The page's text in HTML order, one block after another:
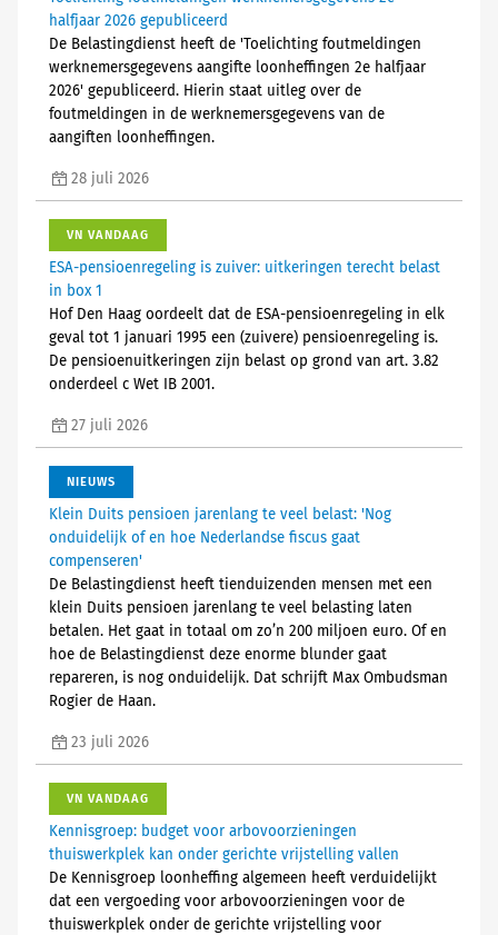
halfjaar 2026 gepubliceerd
De Belastingdienst heeft de 'Toelichting foutmeldingen
werknemersgegevens aangifte loonheffingen 2e halfjaar
2026' gepubliceerd. Hierin staat uitleg over de
foutmeldingen in de werknemersgegevens van de
aangiften loonheffingen.
28 juli 2026
VN VANDAAG
ESA-pensioenregeling is zuiver: uitkeringen terecht belast
in box 1
Hof Den Haag oordeelt dat de ESA-pensioenregeling in elk
geval tot 1 januari 1995 een (zuivere) pensioenregeling is.
De pensioenuitkeringen zijn belast op grond van art. 3.82
onderdeel c Wet IB 2001.
27 juli 2026
NIEUWS
Klein Duits pensioen jarenlang te veel belast: 'Nog
onduidelijk of en hoe Nederlandse fiscus gaat
compenseren'
De Belastingdienst heeft tienduizenden mensen met een
klein Duits pensioen jarenlang te veel belasting laten
betalen. Het gaat in totaal om zo’n 200 miljoen euro. Of en
hoe de Belastingdienst deze enorme blunder gaat
repareren, is nog onduidelijk. Dat schrijft Max Ombudsman
Rogier de Haan.
23 juli 2026
VN VANDAAG
Kennisgroep: budget voor arbovoorzieningen
thuiswerkplek kan onder gerichte vrijstelling vallen
De Kennisgroep loonheffing algemeen heeft verduidelijkt
dat een vergoeding voor arbovoorzieningen voor de
thuiswerkplek onder de gerichte vrijstelling voor